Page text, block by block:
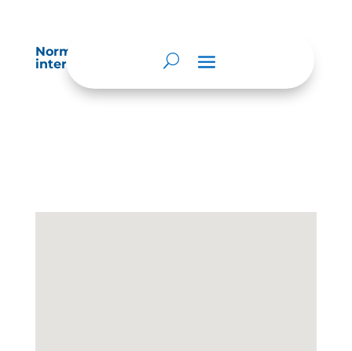
Normatividad especial que les aplique de
interés.